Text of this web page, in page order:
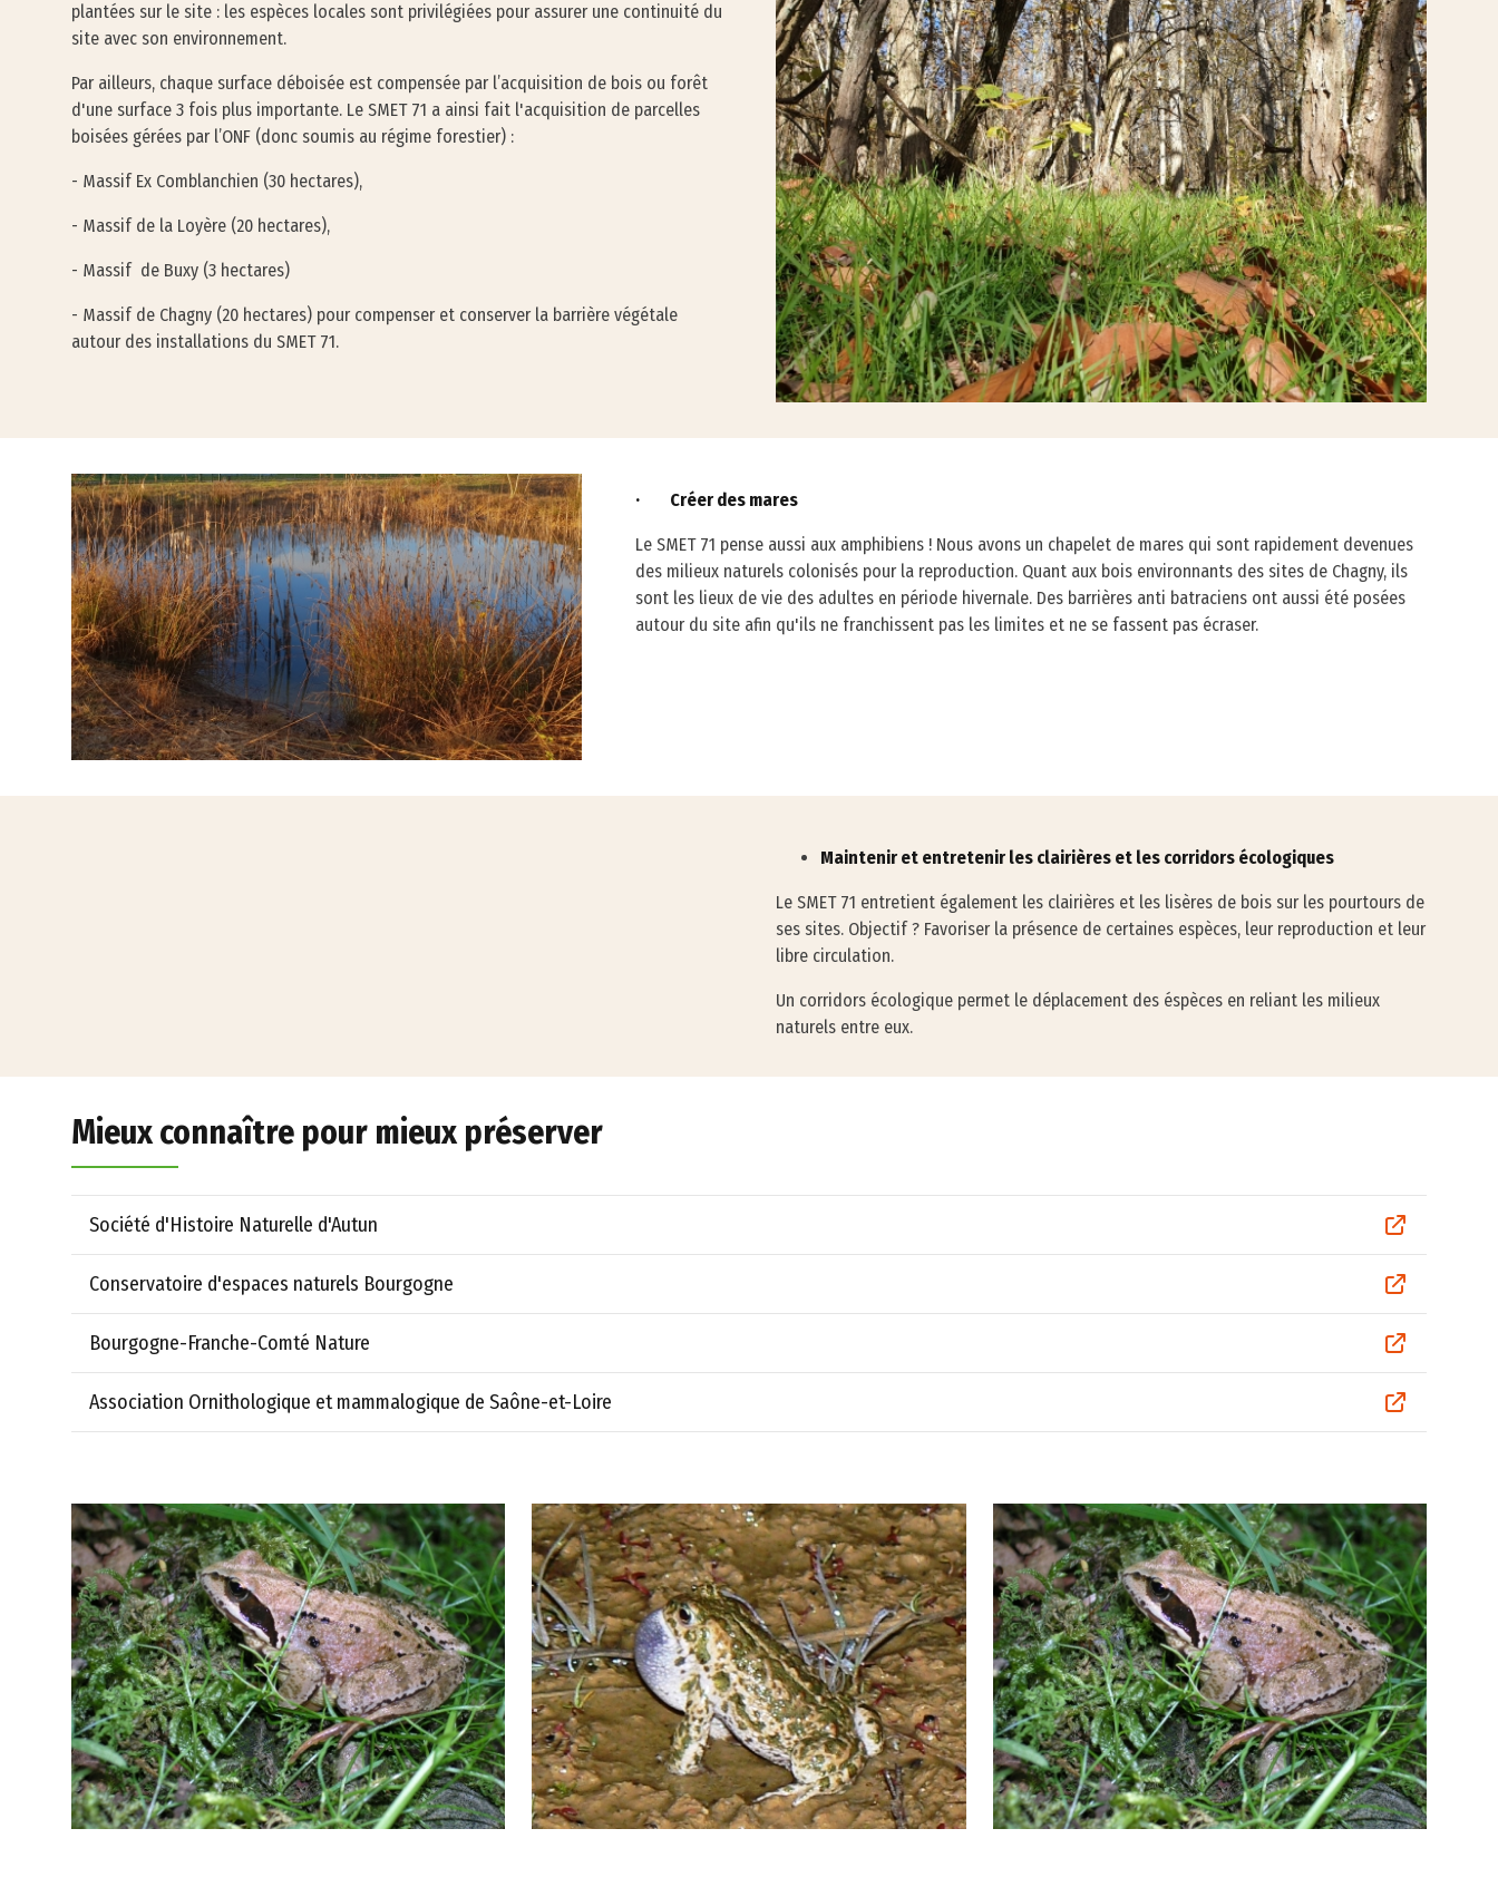
plantées sur le site : les espèces locales sont privilégiées pour assurer une continuité du
site avec son environnement.
Par ailleurs, chaque surface déboisée est compensée par l’acquisition de bois ou forêt
d'une surface 3 fois plus importante. Le SMET 71 a ainsi fait l'acquisition de parcelles
boisées gérées par l’ONF (donc soumis au régime forestier) :
- Massif Ex Comblanchien (30 hectares),
- Massif de la Loyère (20 hectares),
- Massif de Buxy (3 hectares)
- Massif de Chagny (20 hectares) pour compenser et conserver la barrière végétale
autour des installations du SMET 71.
· Créer des mares
Le SMET 71 pense aussi aux amphibiens ! Nous avons un chapelet de mares qui sont rapidement devenues
des milieux naturels colonisés pour la reproduction. Quant aux bois environnants des sites de Chagny, ils
sont les lieux de vie des adultes en période hivernale. Des barrières anti batraciens ont aussi été posées
autour du site afin qu'ils ne franchissent pas les limites et ne se fassent pas écraser.
Maintenir et entretenir les clairières et les corridors écologiques
Le SMET 71 entretient également les clairières et les lisères de bois sur les pourtours de
ses sites. Objectif ? Favoriser la présence de certaines espèces, leur reproduction et leur
libre circulation.
Un corridors écologique permet le déplacement des éspèces en reliant les milieux
naturels entre eux.
Mieux connaître pour mieux préserver
Société d'Histoire Naturelle d'Autun
Conservatoire d'espaces naturels Bourgogne
Bourgogne-Franche-Comté Nature
Association Ornithologique et mammalogique de Saône-et-Loire